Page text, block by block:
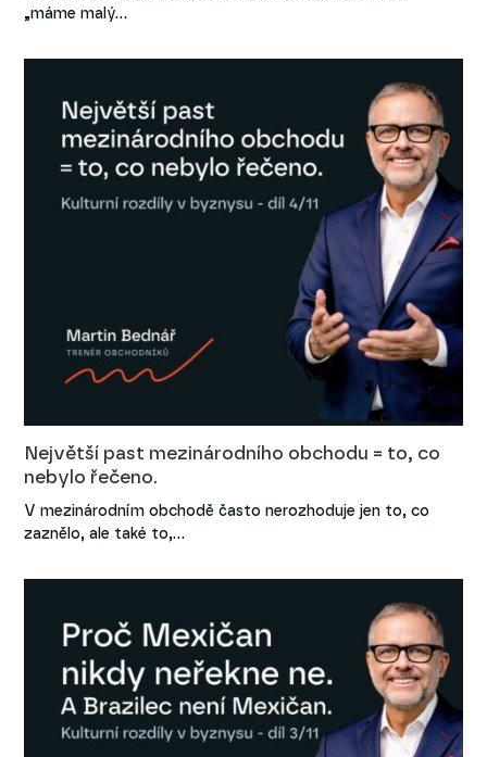
„máme malý…
Největší past mezinárodního obchodu = to, co
nebylo řečeno.
V mezinárodním obchodě často nerozhoduje jen to, co
zaznělo, ale také to,…